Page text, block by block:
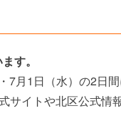
す。
7月1日（水）の2日
サイトや北区公式情